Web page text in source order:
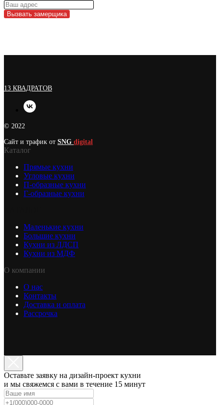
Вызвать замерщика
13 КВАДРАТОВ
© 2022
Сайт и трафик от SNG digital
Каталог
Прямые кухни
Угловые кухни
П-образные кухни
Г-образные кухни
Маленькие кухни
Большие кухни
Кухни из ЛДСП
Кухни из МДФ
О компании
О нас
Контакты
Доставка и оплата
Рассрочка
Оставьте заявку на дизайн-проект кухни
и мы свяжемся с вами в течение 15 минут